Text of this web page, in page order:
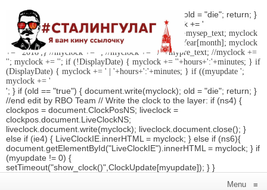
'; } if (old == "true") { document.write(myclock); old = "die"; return; }
//Date-Time if (StyleDate) { myclock = ''; myclock += '
'; if (DisplayDate) { myclock += ' '; //myclock += ' '+mysep_text; myclock
+= DaysOfWeek[day]+', '+mday+mn+' '+MonthsOfYear[month]; myclock
+= ' 2018';} //myclock += '
'; //myclock += ' / '+mypre_text; //myclock +=
''; myclock += ''; if (!DisplayDate) { myclock += ''+hours+':'+minutes; } if
(DisplayDate) { myclock += ' | '+hours+':'+minutes; } if ((myupdate ';
myclock += '
'; } if (old == "true") { document.write(myclock); old = "die"; return; }
//end edit by RBO Team // Write the clock to the layer: if (ns4) {
clockpos = document.ClockPosNS; liveclock =
clockpos.document.LiveClockNS;
liveclock.document.write(myclock); liveclock.document.close(); }
else if (ie4) { LiveClockIE.innerHTML = myclock; } else if (ns6){
document.getElementById("LiveClockIE").innerHTML = myclock; } if
(myupdate != 0) {
setTimeout("show_clock()",ClockUpdate[myupdate]); } }
Menu ≡